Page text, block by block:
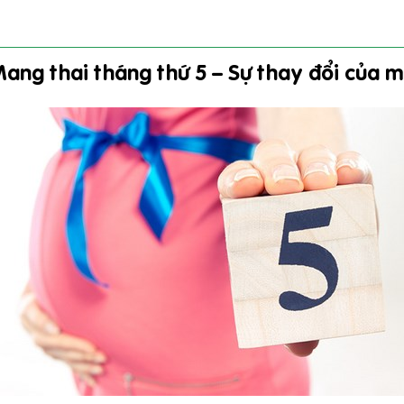
thai tháng thứ 5 – Sự thay đổi của